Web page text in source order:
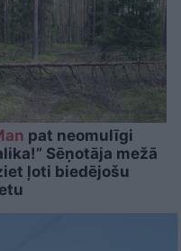
pat neomulīgi
Sēņotāja mežā
ļoti biedējošu